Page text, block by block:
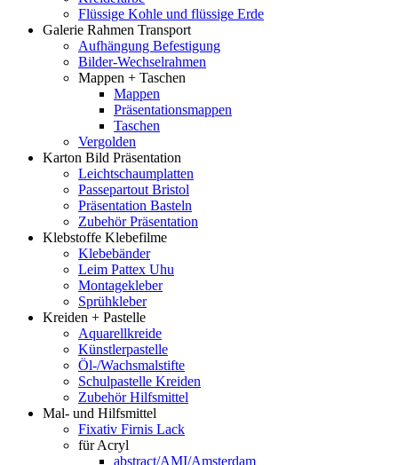
Flüssige Kohle und flüssige Erde
Galerie Rahmen Transport
Aufhängung Befestigung
Bilder-Wechselrahmen
Mappen + Taschen
Mappen
Präsentationsmappen
Taschen
Vergolden
Karton Bild Präsentation
Leichtschaumplatten
Passepartout Bristol
Präsentation Basteln
Zubehör Präsentation
Klebstoffe Klebefilme
Klebebänder
Leim Pattex Uhu
Montagekleber
Sprühkleber
Kreiden + Pastelle
Aquarellkreide
Künstlerpastelle
Öl-/Wachsmalstifte
Schulpastelle Kreiden
Zubehör Hilfsmittel
Mal- und Hilfsmittel
Fixativ Firnis Lack
für Acryl
abstract/AMI/Amsterdam